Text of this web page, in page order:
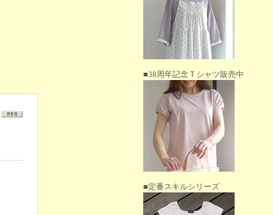
■38周年記念Ｔシャツ販売中
■定番スキルシリーズ